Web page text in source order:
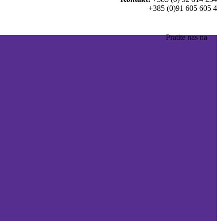
+385 (0)91 605 605 4
Pratite nas na